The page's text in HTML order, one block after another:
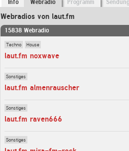
Info Webradio Programm
Webradios von laut.fm
15838 Webradio
Techno House
laut.fm noxwave
Sonstiges
laut.fm almenrauscher
Sonstiges
laut.fm raven666
Sonstiges